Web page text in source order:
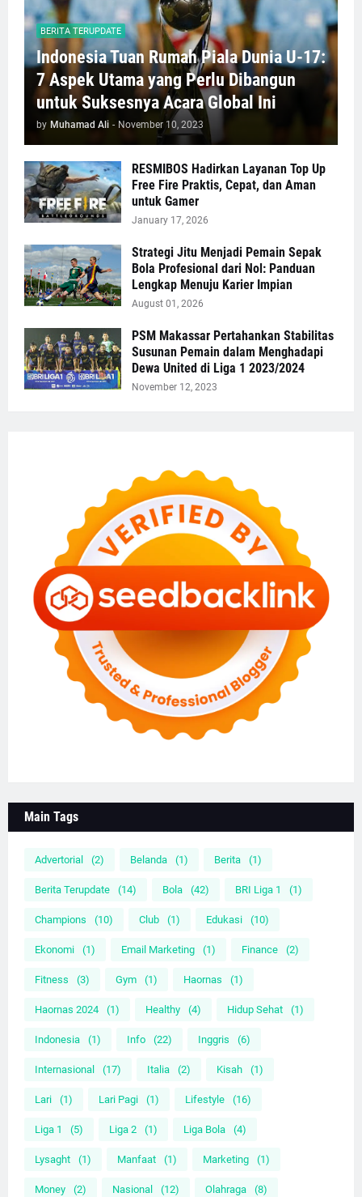
BERITA TERUPDATE
Indonesia Tuan Rumah Piala Dunia U-17:
7 Aspek Utama yang Perlu Dibangun
untuk Suksesnya Acara Global Ini
by Muhamad Ali - November 10, 2023
RESMIBOS Hadirkan Layanan Top Up
Free Fire Praktis, Cepat, dan Aman
untuk Gamer
January 17, 2026
Strategi Jitu Menjadi Pemain Sepak
Bola Profesional dari Nol: Panduan
Lengkap Menuju Karier Impian
August 01, 2026
PSM Makassar Pertahankan Stabilitas
Susunan Pemain dalam Menghadapi
Dewa United di Liga 1 2023/2024
November 12, 2023
Main Tags
Advertorial (2) Belanda (1) Berita (1)
Berita Terupdate (14) Bola (42) BRI Liga 1 (1)
Champions (10) Club (1) Edukasi (10)
Ekonomi (1) Email Marketing (1) Finance (2)
Fitness (3) Gym (1) Haornas (1)
Haornas 2024 (1) Healthy (4) Hidup Sehat (1)
Indonesia (1) Info (22) Inggris (6)
Internasional (17) Italia (2) Kisah (1)
Lari (1) Lari Pagi (1) Lifestyle (16)
Liga 1 (5) Liga 2 (1) Liga Bola (4)
Lysaght (1) Manfaat (1) Marketing (1)
Money (2) Nasional (12) Olahraga (8)